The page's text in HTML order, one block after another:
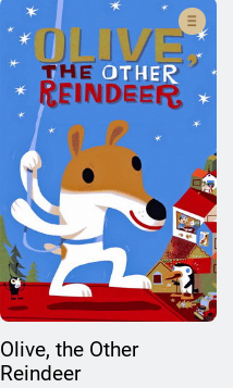
Olive, the Other
Reindeer